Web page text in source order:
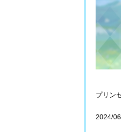
プリン
2024/